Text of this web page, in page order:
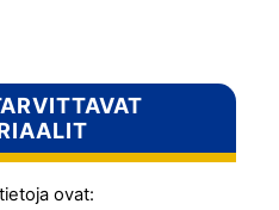
ovat: